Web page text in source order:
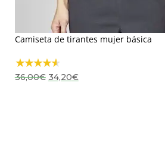
Camiseta de tirantes mujer básica
36,00€ El
precio
34,20€El
precio